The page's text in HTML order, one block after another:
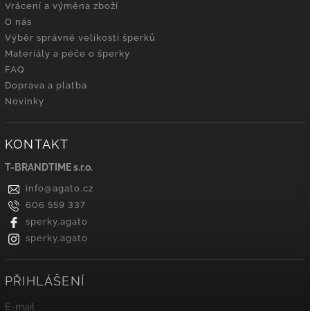
Vrácení a výměna zboží
O nás
Výběr správné velikosti šperků
Materiály a péče o šperky
FAQ
Doprava a platba
Novinky
KONTAKT
T-BRANDTIME s.r.o.
info@agato.cz
606 559 337
sperky.agato
sperky.agato
PŘIHLÁŠENÍ
E-mail